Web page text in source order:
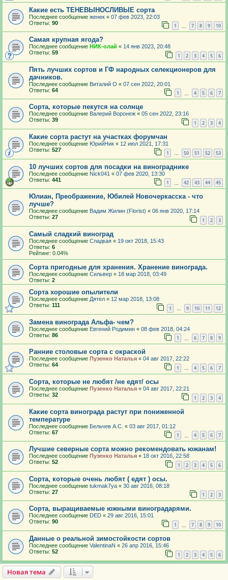
Какие есть ТЕНЕВЫНОСЛИВЫЕ сорта
Последнее сообщение женек « 07 фев 2023, 22:03
Ответы: 90 1 7 8 9 10
Самая крупная ягода?
Последнее сообщение НИК-олай « 14 янв 2023, 20:48
Ответы: 59 1 2 3 4 5 6
Пять лучших сортов и ГФ народных селекционеров для
дачников.
Последнее сообщение Виталий О « 07 сен 2022, 20:01
Ответы: 64 1 4 5 6 7
Сорта, которые пекутся на солнце
Последнее сообщение Валерий Воронеж« 05 сен 2022, 23:16
Ответы: 39 1 2 3 4
Какие сорта растут на участках форумчан
Последнее сообщение ЮрийНик « 12 июл 2021, 17:31
Ответы: 527 1 … 50 51 52 53
10 лучших сортов для посадки на винограднике
Последнее сообщение Nick041 « 07 фев 2020, 13:30
Ответы: 441 1 42 43 44 45
Юлиан, Преображение, Юбилей Новочеркасска - что
лучше?
Последнее сообщение Вадим Жилин (Florist) « 06 янв 2020, 17:14
Ответы: 27 1 2 3
Самый сладкий виноград
Последнее сообщение Сладкая « 19 окт 2018, 15:43
Ответы: 6
Рейтинг: 0.04%
Сорта пригодные для хранения. Хранение винограда.
Последнее сообщение Сильвер « 18 мар 2018, 03:49
Ответы: 2
Сорта хорошие опылители
Последнее сообщение Дятел « 12 мар 2018, 13:08
Ответы: 111 1 … 9 10 11 12
Замена винограда Альфа- чем?
Последнее сообщение Евгений Родимин « 08 фев 2018, 04:24
Ответы: 86 1 6 7 8 9
Ранние столовые сорта с окраской
Последнее сообщение Пузенко Наталья « 04 авг 2017, 22:22
Ответы: 64 1 … 4 5 6 7
Сорта, которые не любят /не едят/ осы
Последнее сообщение Пузенко Наталья « 04 авг 2017, 22:21
Ответы: 32 1 2 3 4
Какие сорта винограда растут при пониженной
температуре
Последнее сообщение Бельчев А.С. « 03 авг 2017, 01:12
Ответы: 67 1 4 5 6 7
Лучшие северные сорта можно рекомендовать южанам!
Последнее сообщение Пузенко Наталья « 18 окт 2016, 22:58
Ответы: 52 1 2 3 4 5 6
Сорта, которые очень любят ( едят ) осы.
Последнее сообщение tukmak7ya « 30 авг 2016, 08:18
Ответы: 27 1 2 3
Сорта, выращиваемые южными виноградарями.
Последнее сообщение DED « 29 авг 2016, 15:01
Ответы: 90 1 7 8 9 10
Данные о реальной зимостойкости сортов
Последнее сообщение ValentinaN « 26 апр 2016, 15:46
Ответы: 52 1 2 3 4 5 6
Новая тема